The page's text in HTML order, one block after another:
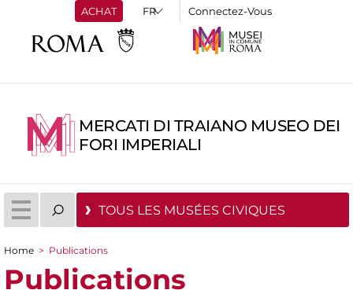
ACHAT Connectez-Vous
MERCATI DI TRAIANO MUSEO DEI
FORI IMPERIALI
TOUS LES MUSÉES CIVIQUES
You are here
Home > Publications
Publications